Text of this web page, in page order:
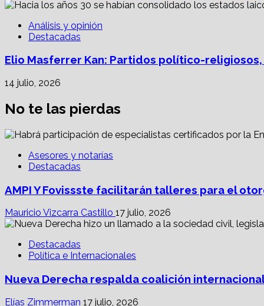
Análisis y opinión
Destacadas
Elio Masferrer Kan: Partidos político-
14 julio, 2026
No te las pierdas
Asesores y notarías
Destacadas
AMPI Y Fovissste facilitarán talleres para el
Mauricio Vizcarra Castillo 17 julio, 2026
Destacadas
Política e Internacionales
Nueva Derecha respalda coalición
Elías Zimmerman 17 julio, 2026